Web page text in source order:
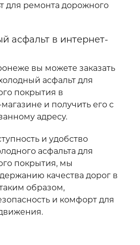
для ремонта дорожного
асфальт в интернет-
вы можете заказать
асфальт для
покрытия в
и получить его с
адресу.
и удобство
асфальта для
покрытия, мы
качества дорог в
образом,
и комфорт для